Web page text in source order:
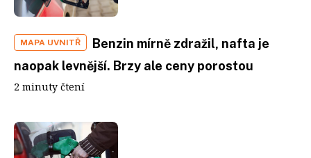
MAPA UVNITŘ
Benzin mírně zdražil, nafta je
naopak levnější. Brzy ale ceny porostou
2 minuty čtení